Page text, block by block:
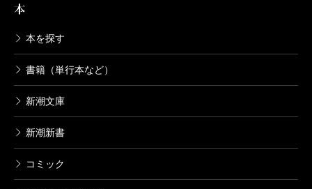
本
本を探す
書籍（単行本など）
新潮文庫
新潮新書
コミック